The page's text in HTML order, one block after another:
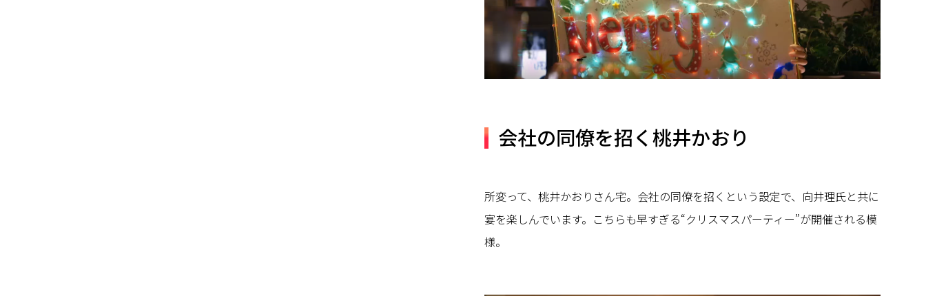
会社の同僚を招く桃井かおり
所変って、桃井かおりさん宅。会社の同僚を招くという設定で、向井理氏と共に
宴を楽しんでいます。こちらも早すぎる“クリスマスパーティー”が開催される模
様。